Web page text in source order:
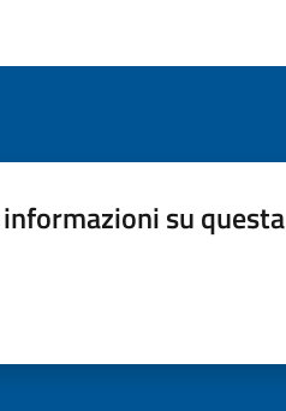
su questa